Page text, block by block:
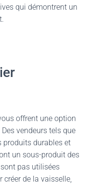
qui démontrent un
offrent une option
vendeurs tels que
produits durables et
un sous-produit des
pas utilisées
créer de la vaisselle,